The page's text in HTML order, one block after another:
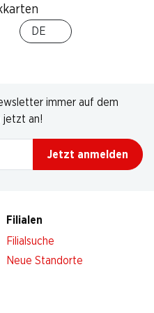
DE
immer auf dem
jetzt an!
Jetzt anmelden
Filialen
Filialsuche
Neue Standorte